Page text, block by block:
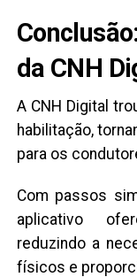
da CNH
A CNH Digital
habilitação,
para os
Com passos
aplicativo
reduzindo a
físicos e